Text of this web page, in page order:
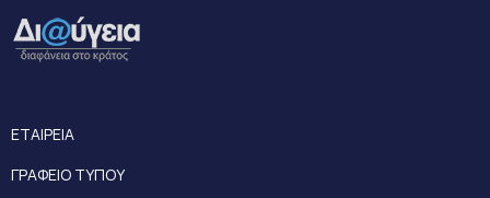
ΕΤΑΙΡΕΙΑ
ΓΡΑΦΕΙΟ ΤΥΠΟΥ